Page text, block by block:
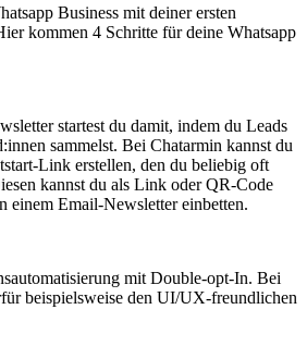
Business mit deiner ersten
kommen 4 Schritte für deine Whatsapp
startest du damit, indem du Leads
sammelst. Bei Chatarmin kannst du
Link erstellen, den du beliebig oft
kannst du als Link oder QR-Code
einem Email-Newsletter einbetten.
mit Double-opt-In. Bei
beispielsweise den UI/UX-freundlichen